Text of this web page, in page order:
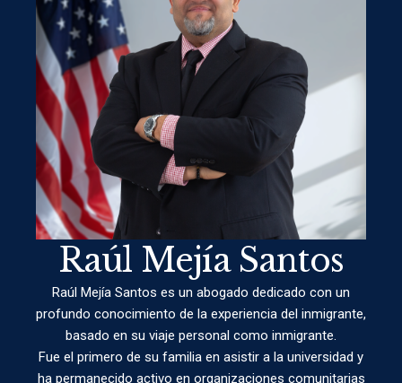
Raúl Mejía Santos
Raúl Mejía Santos es un abogado dedicado con un
profundo conocimiento de la experiencia del inmigrante,
basado en su viaje personal como inmigrante.
Fue el primero de su familia en asistir a la universidad y
ha permanecido activo en organizaciones comunitarias